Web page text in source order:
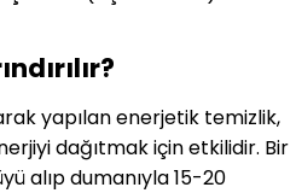
yapılan enerjetik temizlik,
dağıtmak için etkilidir. Bir
alıp dumanıyla 15-20